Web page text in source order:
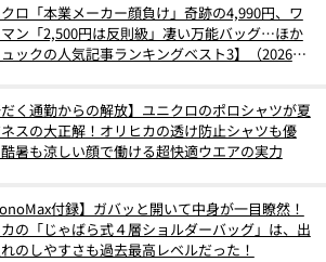
ロ「本業メーカー顔負け」奇跡の4,990円、ワ
ン「2,500円は反則級」凄い万能バッグ…ほか
ュックの人気記事ランキングベスト3】（2026年
だく通勤からの解放】ユニクロのポロシャツが夏
スの大正解！オリヒカの透け防止シャツも優
暑も涼しい顔で働ける超快適ウエアの実力
付録】ガバッと開いて中身が一目瞭然！
の「じゃばら式４層ショルダーバッグ」は、出
のしやすさも過去最高レベルだった！